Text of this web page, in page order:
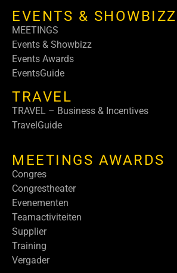
EVENTS & SHOWBIZZ
MEETINGS
Events & Showbizz
Events Awards
EventsGuide
TRAVEL
TRAVEL – Business & Incentives
TravelGuide
MEETINGS AWARDS
Congres
Congrestheater
Evenementen
Teamactiviteiten
Supplier
Training
Vergader